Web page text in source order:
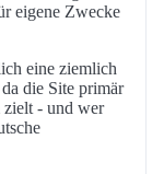
eigene Zwecke
eine ziemlich
die Site primär
zielt - und wer